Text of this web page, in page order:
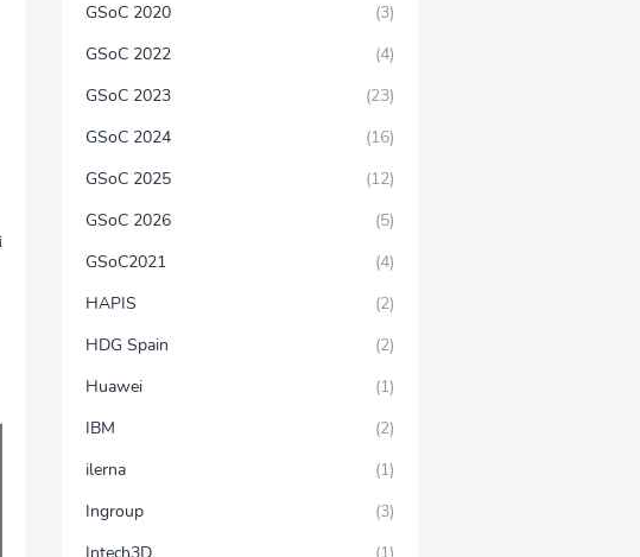
GSoC 2020
(3)
GSoC 2022
(4)
GSoC 2023
(23)
GSoC 2024
(16)
GSoC 2025
(12)
GSoC 2026
(5)
GSoC2021
(4)
HAPIS
(2)
HDG Spain
(2)
Huawei
(1)
IBM
(2)
ilerna
(1)
Ingroup
(3)